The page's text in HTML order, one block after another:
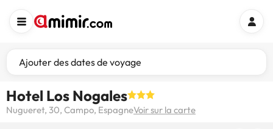
Ajouter des dates de voyage
Hotel Los Nogales
Nugueret, 30, Campo, EspagneVoir sur la carte